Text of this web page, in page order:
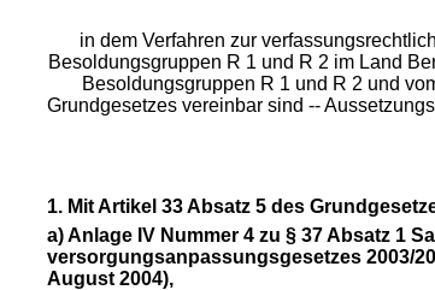
in dem Verfahren zur
Besoldungsgruppen R 1 und R 2 im Land
Besoldungsgruppen R 1 und R 2 und
Grundgesetzes vereinbar sind --
1. Mit Artikel 33 Absatz 5 des
a) Anlage IV Nummer 4 zu § 37 Absatz 1
versorgungsanpassungsgesetzes 2003/
August 2004),